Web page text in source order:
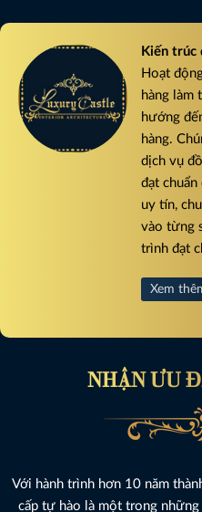
Kiến trúc
Hoạt
hàng làm
hướng
hàng.
dịch vụ
đạt
uy tín,
vào từng
trình đạt
Xem
NHẬN ƯU
Với hành trình hơn 10 năm
cấp tự hào là một trong